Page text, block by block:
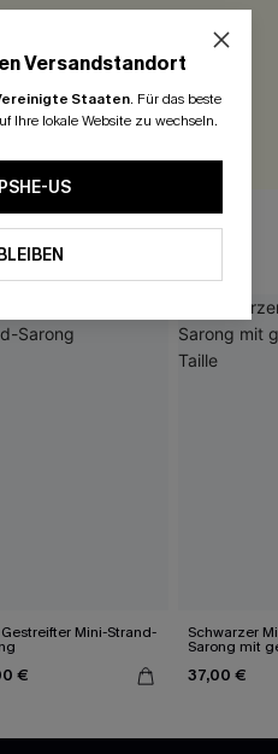
der bewertet
GEFALLEN
Mini-Strand-
€
Schwarzer
Sarong mit
37,00 €
Versandstandort
Staaten. Für das beste
Ihre lokale Website zu wechseln.
US